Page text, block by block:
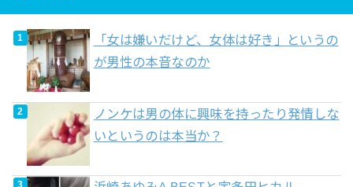
「女は嫌いだけど、女体は好き」というの
が男性の本音なのか
ノンケは男の体に興味を持ったり発情しな
いというのは本当か？